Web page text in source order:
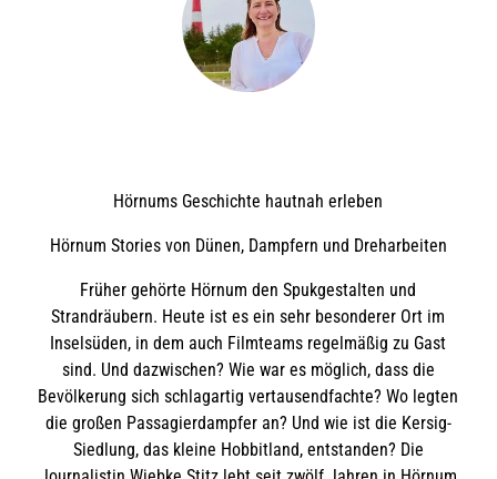
Hörnums Geschichte hautnah erleben
Hörnum Stories von Dünen, Dampfern und Dreharbeiten
Früher gehörte Hörnum den Spukgestalten und
Strandräubern. Heute ist es ein sehr besonderer Ort im
Inselsüden, in dem auch Filmteams regelmäßig zu Gast
sind. Und dazwischen? Wie war es möglich, dass die
Bevölkerung sich schlagartig vertausendfachte? Wo legten
die großen Passagierdampfer an? Und wie ist die Kersig-
Siedlung, das kleine Hobbitland, entstanden? Die